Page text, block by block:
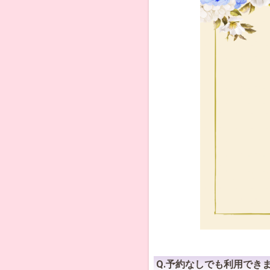
Q.予約なしでも利用でき